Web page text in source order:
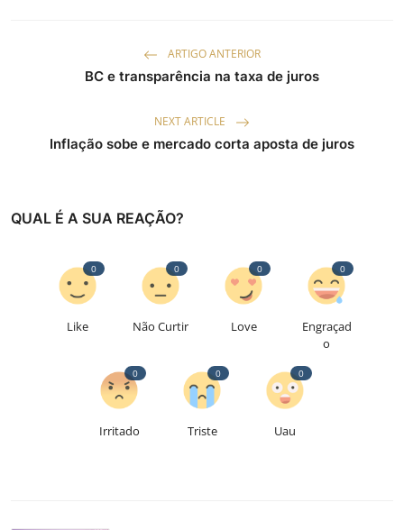
ARTIGO ANTERIOR
BC e transparência na taxa de juros
NEXT ARTICLE
Inflação sobe e mercado corta aposta de juros
QUAL É A SUA REAÇÃO?
Like
0
Não Curtir
0
Love
0
Engraçad
o
0
Irritado
0
Triste
0
Uau
0